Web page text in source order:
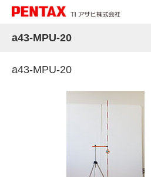
a43-MPU-20
a43-MPU-20